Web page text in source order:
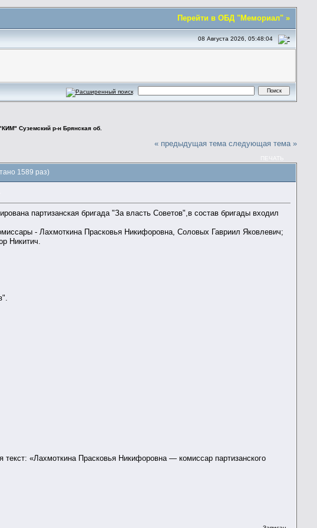
Перейти в ОБД "Мемориал" »
08 Августа 2026, 05:48:04
Суземский р-н Брянская об.
« предыдущая тема следующая тема »
ПЕЧАТЬ
1589 раз)
партизанская бригада "За власть Советов",в состав бригады входил
- Лахмоткина Прасковья Никифоровна, Соловых Гавриил Яковлевич;
Никитич.
«Лахмоткина Прасковья Никифоровна — комиссар партизанского